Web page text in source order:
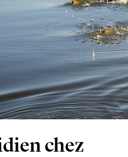
chez